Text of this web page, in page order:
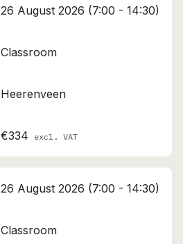
26 August 2026 (7:00 - 14:30)
Classroom
Heerenveen
€334 excl. VAT
26 August 2026 (7:00 - 14:30)
Classroom